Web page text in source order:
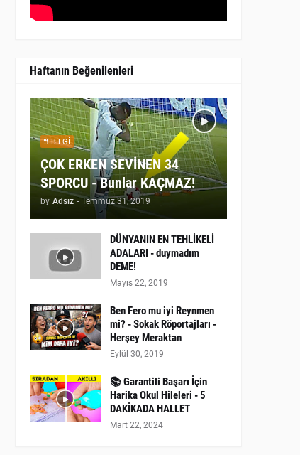
Haftanın Beğenilenleri
BILGI
ÇOK ERKEN SEVİNEN 34
SPORCU - Bunlar KAÇMAZ!
by Adsız - Temmuz 31, 2019
DÜNYANIN EN TEHLİKELİ
ADALARI - duymadım
DEME!
Mayıs 22, 2019
Ben Fero mu iyi Reynmen
mi? - Sokak Röportajları -
Herşey Meraktan
Eylül 30, 2019
📚 Garantili Başarı İçin
Harika Okul Hileleri - 5
DAKİKADA HALLET
Mart 22, 2024